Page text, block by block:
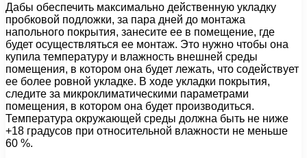
Дабы обеспечить максимально действенную укладку
пробковой подложки, за пара дней до монтажа
напольного покрытия, занесите ее в помещение, где
будет осуществляться ее монтаж. Это нужно чтобы она
купила температуру и влажность внешней среды
помещения, в котором она будет лежать, что содействует
ее более ровной укладке. В ходе укладки покрытия,
следите за микроклиматическими параметрами
помещения, в котором она будет производиться.
Температура окружающей среды должна быть не ниже
+18 градусов при относительной влажности не меньше
60 %.